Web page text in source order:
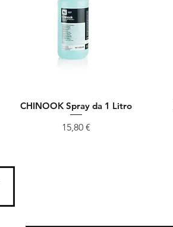
Vista rapida
CHINOOK Spray da 1 Litro
Prezzo
15,80 €